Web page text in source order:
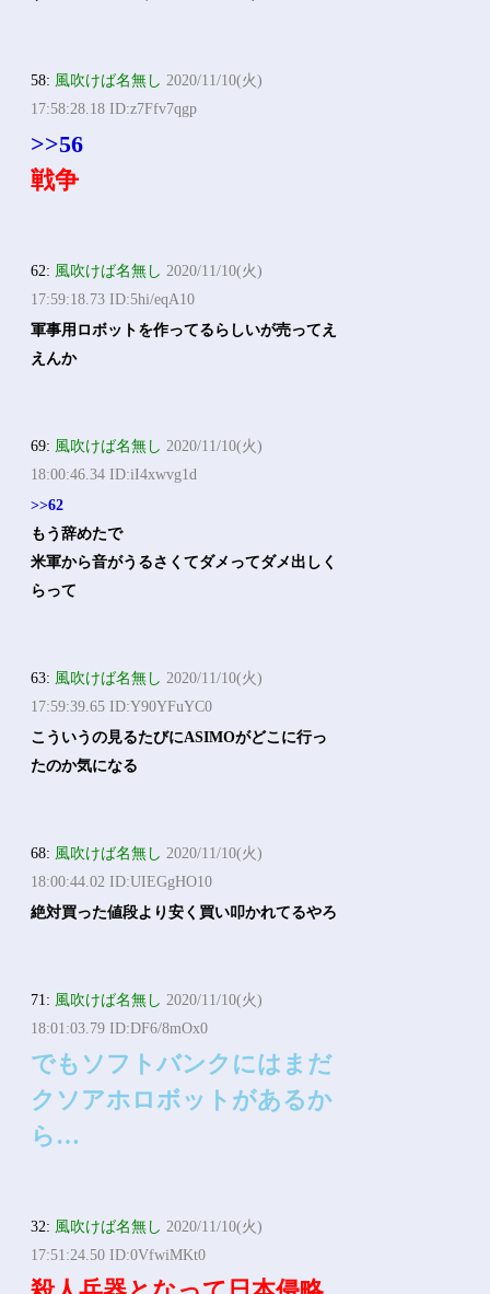
58: 風吹けば名無し 2020/11/10(火)
17:58:28.18 ID:z7Ffv7qgp
>>56
戦争
62: 風吹けば名無し 2020/11/10(火)
17:59:18.73 ID:5hi/eqA10
軍事用ロボットを作ってるらしいが売ってえ
えんか
69: 風吹けば名無し 2020/11/10(火)
18:00:46.34 ID:iI4xwvg1d
>>62
もう辞めたで
米軍から音がうるさくてダメってダメ出しく
らって
63: 風吹けば名無し 2020/11/10(火)
17:59:39.65 ID:Y90YFuYC0
こういうの見るたびにASIMOがどこに行っ
たのか気になる
68: 風吹けば名無し 2020/11/10(火)
18:00:44.02 ID:UIEGgHO10
絶対買った値段より安く買い叩かれてるやろ
71: 風吹けば名無し 2020/11/10(火)
18:01:03.79 ID:DF6/8mOx0
でもソフトバンクにはまだ
クソアホロボットがあるか
ら…
32: 風吹けば名無し 2020/11/10(火)
17:51:24.50 ID:0VfwiMKt0